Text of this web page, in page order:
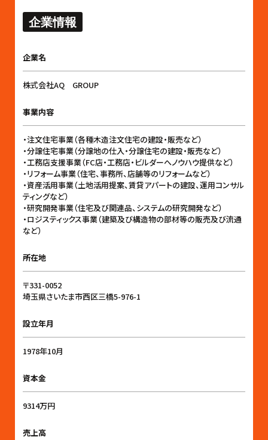
企業情報
企業名
株式会社AQ GROUP
事業内容
・注文住宅事業（各種木造注文住宅の建設・販売など）
・分譲住宅事業（分譲地の仕入・分譲住宅の建設・販売など）
・工務店支援事業（FC店・工務店・ビルダーへノウハウ提供など）
・リフォーム事業（住宅、事務所、店舗等のリフォームなど）
・資産活用事業（土地活用提案、賃貸アパートの建設、運用コンサル
ティングなど）
・研究開発事業（住宅及び関連品、システムの研究開発など）
・ロジスティックス事業（建築及び構造物の部材等の販売及び流通
など）
所在地
〒331-0052
埼玉県さいたま市西区三橋5-976-1
設立年月
1978年10月
資本金
9314万円
売上高